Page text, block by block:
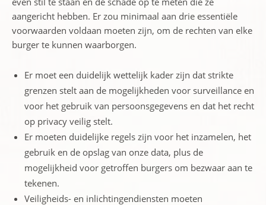
aangericht hebben. Er zou minimaal aan drie essentiële
voorwaarden voldaan moeten zijn, om de rechten van elke
burger te kunnen waarborgen.
Er moet een duidelijk wettelijk kader zijn dat strikte
grenzen stelt aan de mogelijkheden voor surveillance en
voor het gebruik van persoonsgegevens en dat het recht
op privacy veilig stelt.
Er moeten duidelijke regels zijn voor het inzamelen, het
gebruik en de opslag van onze data, plus de
mogelijkheid voor getroffen burgers om bezwaar aan te
tekenen.
Veiligheids- en inlichtingendiensten moeten